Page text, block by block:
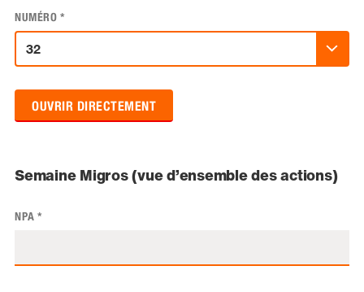
NUMÉRO *
OUVRIR DIRECTEMENT
Semaine Migros (vue d’ensemble des actions)
NPA *